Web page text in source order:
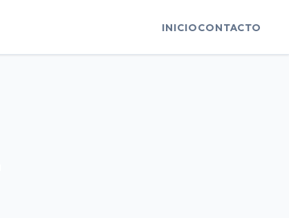
INICIOCONTACTO